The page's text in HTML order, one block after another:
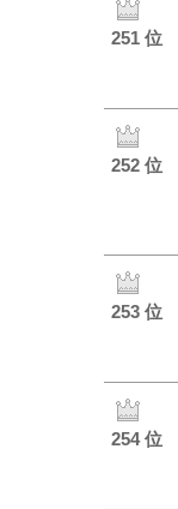
251 位
252 位
253 位
254 位